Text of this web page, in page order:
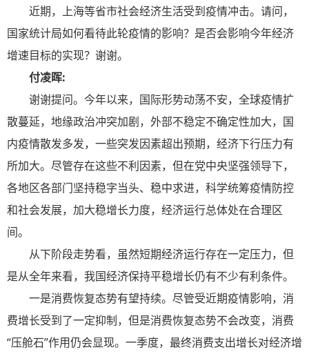
近期，上海等省市社会经济生活受到疫情冲击。请问，
国家统计局如何看待此轮疫情的影响？是否会影响今年经济
增速目标的实现？谢谢。
付凌晖:
谢谢提问。今年以来，国际形势动荡不安，全球疫情扩
散蔓延，地缘政治冲突加剧，外部不稳定不确定性加大，国
内疫情散发多发，一些突发因素超出预期，经济下行压力有
所加大。尽管存在这些不利因素，但在党中央坚强领导下，
各地区各部门坚持稳字当头、稳中求进，科学统筹疫情防控
和社会发展，加大稳增长力度，经济运行总体处在合理区
间。
从下阶段走势看，虽然短期经济运行存在一定压力，但
是从全年来看，我国经济保持平稳增长仍有不少有利条件。
一是消费恢复态势有望持续。尽管受近期疫情影响，消
费增长受到了一定抑制，但是消费恢复态势不会改变，消费
“压舱石”作用仍会显现。一季度，最终消费支出增长对经济增